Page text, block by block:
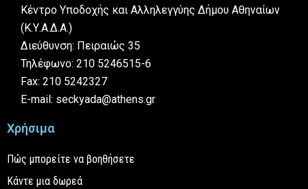
Κέντρο Υποδοχής και Αλληλεγγύης Δήμου Αθηναίων
(Κ.Υ.Α.Δ.Α.)
Διεύθυνση: Πειραιώς 35
Τηλέφωνο: 210 5246515-6
Fax: 210 5242327
E-mail: seckyada@athens.gr
Χρήσιμα
Πώς μπορείτε να βοηθήσετε
Κάντε μια δωρεά